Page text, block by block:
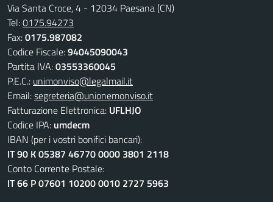
Via Santa Croce, 4 - 12034 Paesana (CN)
Tel:0175.94273
Fax:0175.987082
Codice Fiscale:94045090043
Partita IVA:03553360045
P.E.C.: unimonviso@legalmail.it
Email:segreteria@unionemonviso.it
Fatturazione Elettronica: UFLHJO
Codice IPA: umdecm
IBAN (per i vostri bonifici bancari):
IT 90 K 05387 46770 0000 3801 2118
Conto Corrente Postale:
IT 66 P 07601 10200 0010 2727 5963